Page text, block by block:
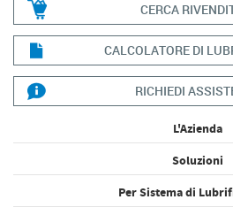
CERCA
CALCOLATORE DI
RICHIEDI
L'Azienda
Soluzioni
Per Sistema di